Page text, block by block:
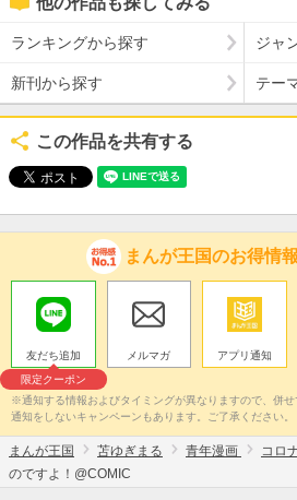
ランキングから探す ジャ
新刊から探す テー
この作品を共有する
まんが王国のお得情
友だち追加
限定クーポン
メルマガ アプリ通知
※通知する情報およびタイミングが異なりますので、併
通知をしないキャンペーンもあります。ご了承ください。
まんが王国 苫ゆぎまる 青年漫画 コロ
のですよ！@COMIC